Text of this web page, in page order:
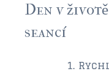
Den v
seancí